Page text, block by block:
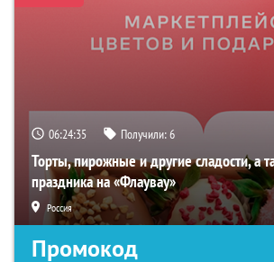
06:24:34 Получили:6
Торты, пирожные и другие сладости, а
праздника на «Флаувау»
Россия
Промокод